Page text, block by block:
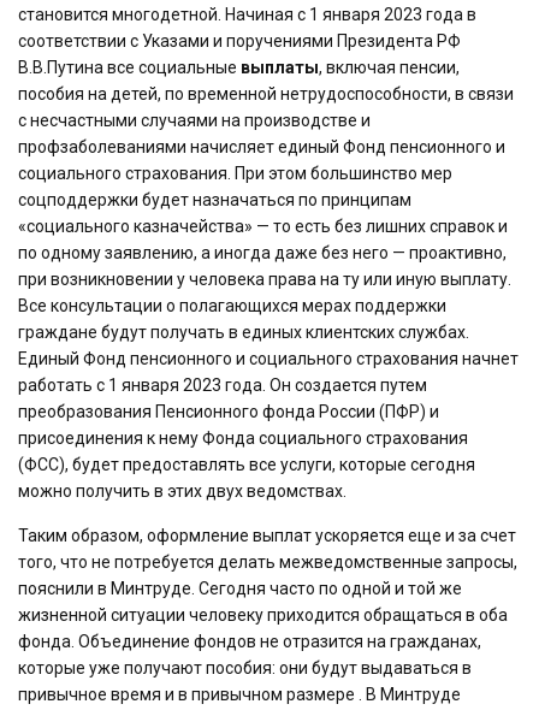
становится многодетной. Начиная с 1 января 2023 года в
соответствии с Указами и поручениями Президента РФ
В.В.Путина все социальные выплаты, включая пенсии,
пособия на детей, по временной нетрудоспособности, в связи
с несчастными случаями на производстве и
профзаболеваниями начисляет единый Фонд пенсионного и
социального страхования. При этом большинство мер
соцподдержки будет назначаться по принципам
«социального казначейства» — то есть без лишних справок и
по одному заявлению, а иногда даже без него — проактивно,
при возникновении у человека права на ту или иную выплату.
Все консультации о полагающихся мерах поддержки
граждане будут получать в единых клиентских службах.
Единый Фонд пенсионного и социального страхования начнет
работать с 1 января 2023 года. Он создается путем
преобразования Пенсионного фонда России (ПФР) и
присоединения к нему Фонда социального страхования
(ФСС), будет предоставлять все услуги, которые сегодня
можно получить в этих двух ведомствах.
Таким образом, оформление выплат ускоряется еще и за счет
того, что не потребуется делать межведомственные запросы,
пояснили в Минтруде. Сегодня часто по одной и той же
жизненной ситуации человеку приходится обращаться в оба
фонда. Объединение фондов не отразится на гражданах,
которые уже получают пособия: они будут выдаваться в
привычное время и в привычном размере . В Минтруде